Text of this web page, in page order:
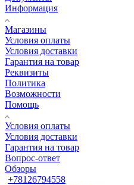
Информация
Магазины
Условия оплаты
Условия доставки
Гарантия на товар
Реквизиты
Политика
Возможности
Помощь
Условия оплаты
Условия доставки
Гарантия на товар
Вопрос-ответ
Обзоры
+78126794558